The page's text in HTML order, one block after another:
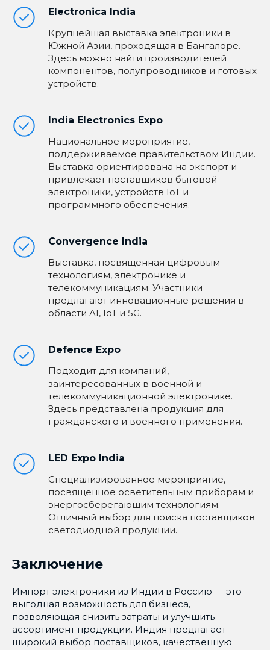
Electronica India
Крупнейшая выставка электроники в
Южной Азии, проходящая в Бангалоре.
Здесь можно найти производителей
компонентов, полупроводников и готовых
устройств.
India Electronics Expo
Национальное мероприятие,
поддерживаемое правительством Индии.
Выставка ориентирована на экспорт и
привлекает поставщиков бытовой
электроники, устройств IoT и
программного обеспечения.
Convergence India
Выставка, посвященная цифровым
технологиям, электронике и
телекоммуникациям. Участники
предлагают инновационные решения в
области AI, IoT и 5G.
Defence Expo
Подходит для компаний,
заинтересованных в военной и
телекоммуникационной электронике.
Здесь представлена продукция для
гражданского и военного применения.
LED Expo India
Специализированное мероприятие,
посвященное осветительным приборам и
энергосберегающим технологиям.
Отличный выбор для поиска поставщиков
светодиодной продукции.
Заключение
Импорт электроники из Индии в Россию — это
выгодная возможность для бизнеса,
позволяющая снизить затраты и улучшить
ассортимент продукции. Индия предлагает
широкий выбор поставщиков, качественную